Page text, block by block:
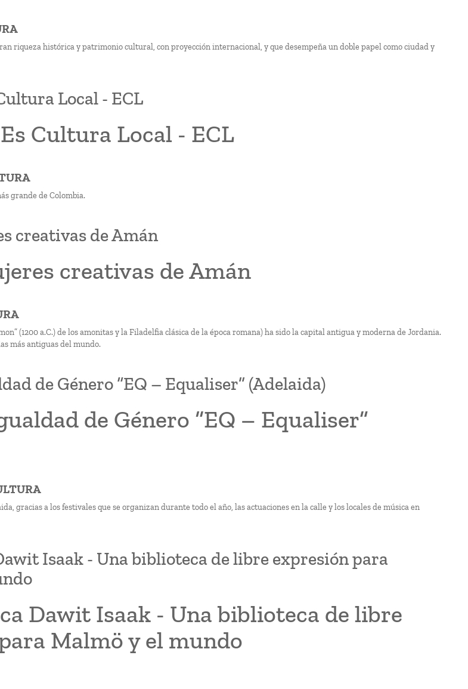
riqueza histórica y patrimonio cultural, con proyección internacional, y que desempeña un doble papel como ciudad y
Local - ECL
Cultura Local - ECL
grande de Colombia.
creativas de Amán
creativas de Amán
(1200 a.C.) de los amonitas y la Filadelfia clásica de la época romana) ha sido la capital antigua y moderna de Jordania.
más antiguas del mundo.
de Género “EQ – Equaliser” (Adelaida)
de Género “EQ – Equaliser”
gracias a los festivales que se organizan durante todo el año, las actuaciones en la calle y los locales de música en
Isaak - Una biblioteca de libre expresión para
Dawit Isaak - Una biblioteca de libre
Malmö y el mundo